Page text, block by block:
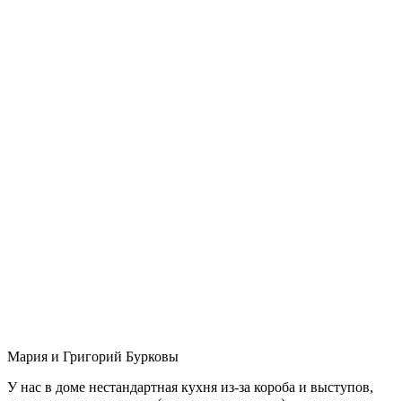
Мария и Григорий Бурковы
У нас в доме нестандартная кухня из-за короба и выступов,